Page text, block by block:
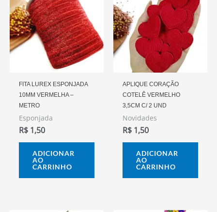
FITA LUREX ESPONJADA
10MM VERMELHA –
METRO
Esponjada
R$ 1,50
ADICIONAR
AO
CARRINHO
APLIQUE CORAÇÃO
COTELÊ VERMELHO
3,5CM C/ 2 UND
Novidades
R$ 1,50
ADICIONAR
AO
CARRINHO